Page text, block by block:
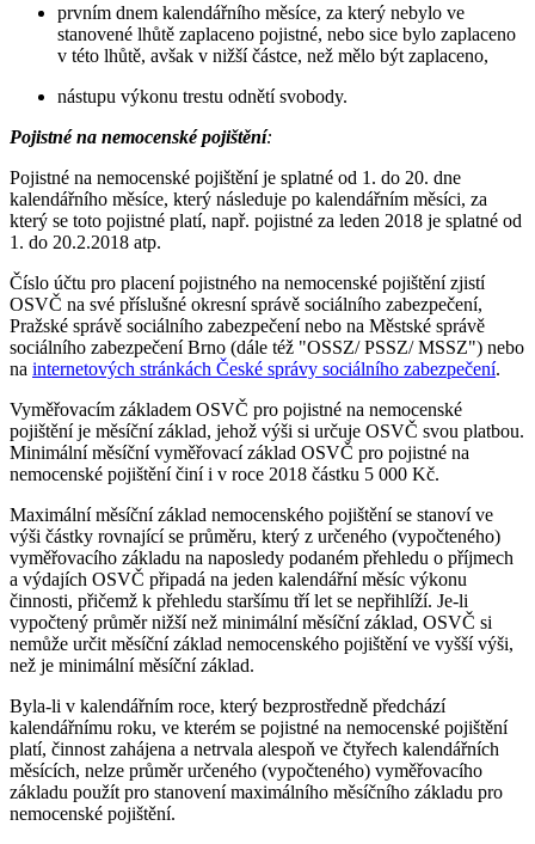
prvním dnem kalendářního měsíce, za který nebylo ve
stanovené lhůtě zaplaceno pojistné, nebo sice bylo zaplaceno
v této lhůtě, avšak v nižší částce, než mělo být zaplaceno,
nástupu výkonu trestu odnětí svobody.
Pojistné na nemocenské pojištění:
Pojistné na nemocenské pojištění je splatné od 1. do 20. dne
kalendářního měsíce, který následuje po kalendářním měsíci, za
který se toto pojistné platí, např. pojistné za leden 2018 je splatné od
1. do 20.2.2018 atp.
Číslo účtu pro placení pojistného na nemocenské pojištění zjistí
OSVČ na své příslušné okresní správě sociálního zabezpečení,
Pražské správě sociálního zabezpečení nebo na Městské správě
sociálního zabezpečení Brno (dále též "OSSZ/ PSSZ/ MSSZ") nebo
na internetových stránkách České správy sociálního zabezpečení.
Vyměřovacím základem OSVČ pro pojistné na nemocenské
pojištění je měsíční základ, jehož výši si určuje OSVČ svou platbou.
Minimální měsíční vyměřovací základ OSVČ pro pojistné na
nemocenské pojištění činí i v roce 2018 částku 5 000 Kč.
Maximální měsíční základ nemocenského pojištění se stanoví ve
výši částky rovnající se průměru, který z určeného (vypočteného)
vyměřovacího základu na naposledy podaném přehledu o příjmech
a výdajích OSVČ připadá na jeden kalendářní měsíc výkonu
činnosti, přičemž k přehledu staršímu tří let se nepřihlíží. Je-li
vypočtený průměr nižší než minimální měsíční základ, OSVČ si
nemůže určit měsíční základ nemocenského pojištění ve vyšší výši,
než je minimální měsíční základ.
Byla-li v kalendářním roce, který bezprostředně předchází
kalendářnímu roku, ve kterém se pojistné na nemocenské pojištění
platí, činnost zahájena a netrvala alespoň ve čtyřech kalendářních
měsících, nelze průměr určeného (vypočteného) vyměřovacího
základu použít pro stanovení maximálního měsíčního základu pro
nemocenské pojištění.